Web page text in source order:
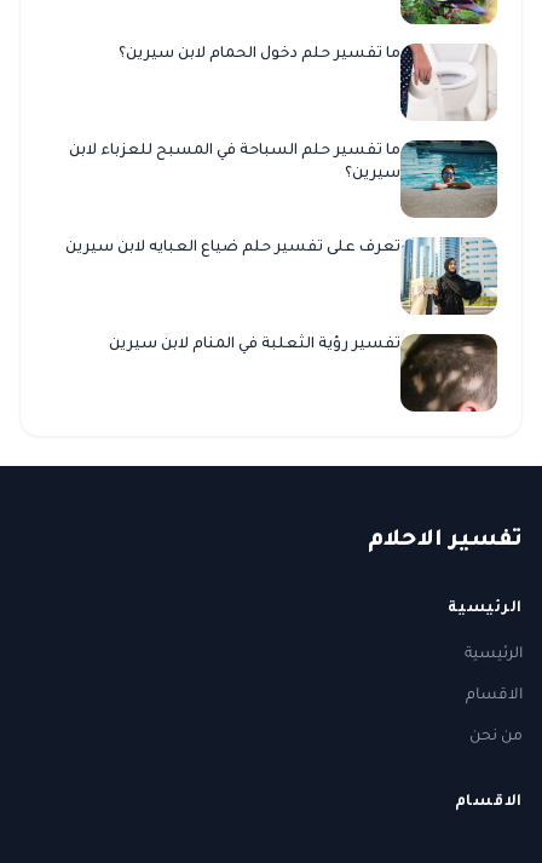
ما تفسير حلم دخول الحمام لابن سيرين؟
ما تفسير حلم السباحة في المسبح للعزباء لابن
سيرين؟
تعرف على تفسير حلم ضياع العبايه لابن سيرين
تفسير رؤية الثعلبة في المنام لابن سيرين
تفسير الاحلام
الرئيسية
الرئيسية
الاقسام
من نحن
الاقسام